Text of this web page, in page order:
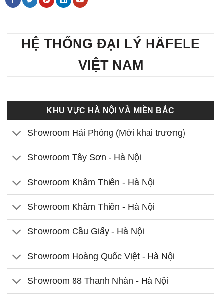
HỆ THỐNG ĐẠI LÝ HÄFELE
VIỆT NAM
KHU VỰC HÀ NỘI VÀ MIỀN BẮC
Showroom Hải Phòng (Mới khai trương)
Showroom Tây Sơn - Hà Nội
Showroom Khâm Thiên - Hà Nội
Showroom Khâm Thiên - Hà Nội
Showroom Cầu Giấy - Hà Nội
Showroom Hoàng Quốc Việt - Hà Nội
Showroom 88 Thanh Nhàn - Hà Nội